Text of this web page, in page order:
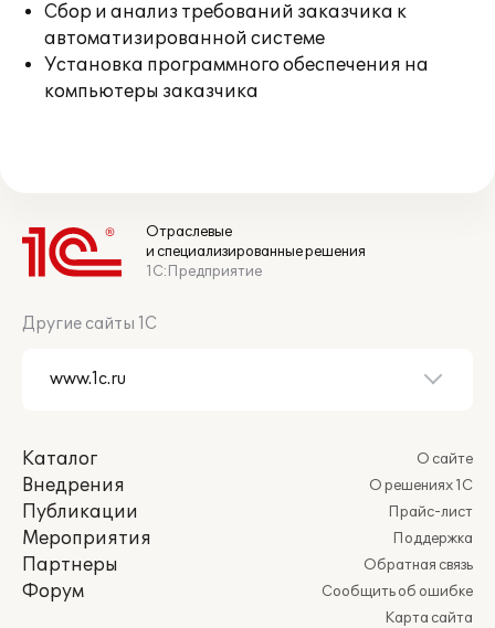
Сбор и анализ требований заказчика к
автоматизированной системе
Установка программного обеспечения на
компьютеры заказчика
Отраслевые
и специализированные решения
1С:Предприятие
Другие сайты 1С
Каталог
Внедрения
Публикации
Мероприятия
Партнеры
Форум
О сайте
О решениях 1С
Прайс-лист
Поддержка
Обратная связь
Сообщить об ошибке
Карта сайта